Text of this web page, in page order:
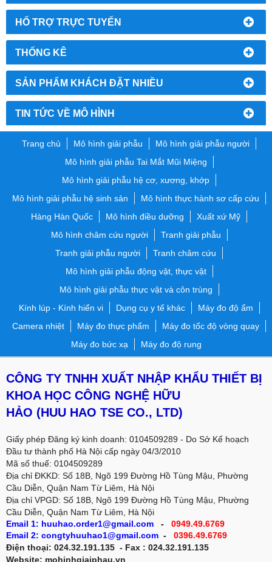
HỔ TRỢ TRỰC TUYẾN
THỐNG KÊ
SẢN PHẨM KHÁCH ĐẶT NHIỀU
TIN TỨC VỀ MÔ HÌNH
Trang chủ Mô hình giải phẫu
Mô hình giải phẫu người
Mô hình giải phẫu Tai Mắt Mũi Miệng
Mô hình giải phẫu hệ cơ, xương, khớp
Mô hình giải phẫu hệ sinh sản
Mô hình thực hành sơ cấp cứu
Hàng Hàn Quốc
Mô hình điều dưỡng
Xuất xứ Mỹ
Mô hình châm cứu người
Tranh giải phẫu
Tranh giải phẫu người
Tranh châm cứu
Mô hình giải phẫu động vật, thực vật
Mô hình giải phẫu thực vật và côn trùng
Kính lúp - Kính hiển vi
Dụng cụ y tế khác
Máy đo độ ẩm
Camera nhiệt
Máy đo thực phẩm
Máy đo tốc độ vòng quay
Máy đo bức xạ
Máy đo độ rung
CÔNG TY TNHH XUẤT NHẬP KHẨU THIẾT BỊ
KHOA HỌC CÔNG NGHỆ HỮU
HẢO (HUU HAO TSE CO., LTD)
Giấy phép Đăng ký kinh doanh: 0104509289 - Do Sở Kế hoạch
Đầu tư thành phố Hà Nội cấp ngày 04/3/2010
Mã số thuế: 0104509289
Địa chỉ ĐKKD: Số 18B, Ngõ 199 Đường Hồ Tùng Mậu, Phường
Cầu Diễn, Quận Nam Từ Liêm, Hà Nội
Địa chỉ VPGD: Số 18B, Ngõ 199 Đường Hồ Tùng Mậu, Phường
Cầu Diễn, Quận Nam Từ Liêm, Hà Nội
Email 1: huuhao.order1@gmail.com
-
0949.49.6769
Email 2: congtyhuuhao1@gmail.com -
0396.49.6769
Điện thoại: 024.32.191.135 - Fax : 024.32.191.135
Website: mohinhgiaiphau.vn